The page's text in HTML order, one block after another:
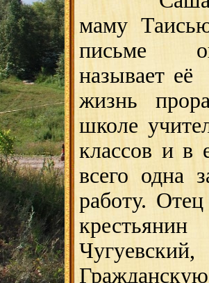
маму
письме
называет
жизнь
школе
классов и в
всего одна
работу.